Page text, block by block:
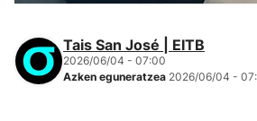
Tais San José | EITB
2026/06/04 - 07:00
Azken eguneratzea 2026/06/04 -